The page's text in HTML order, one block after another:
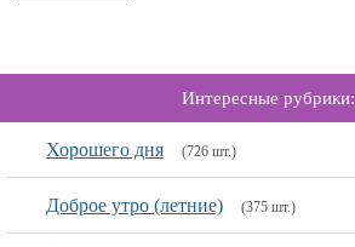
Интересные рубрики:
Хорошего дня (726 шт.)
Доброе утро (летние) (375 шт.)